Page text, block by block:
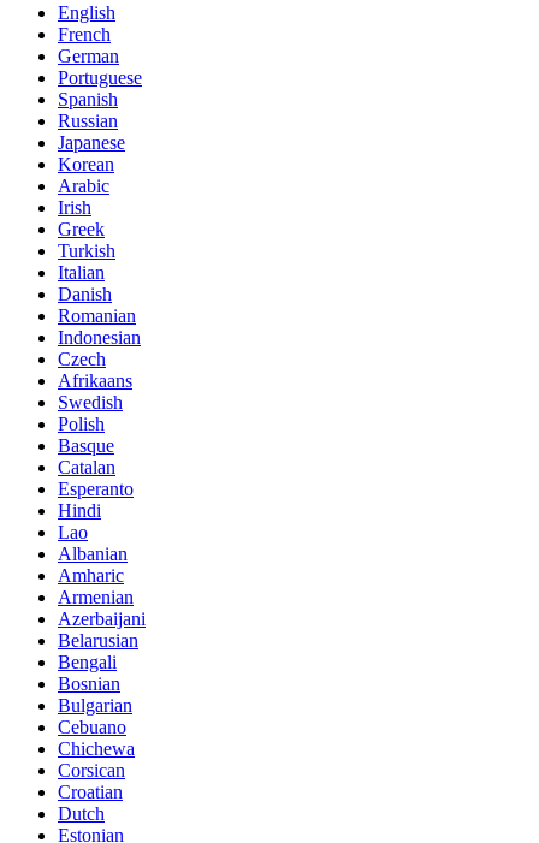
English
French
German
Portuguese
Spanish
Russian
Japanese
Korean
Arabic
Irish
Greek
Turkish
Italian
Danish
Romanian
Indonesian
Czech
Afrikaans
Swedish
Polish
Basque
Catalan
Esperanto
Hindi
Lao
Albanian
Amharic
Armenian
Azerbaijani
Belarusian
Bengali
Bosnian
Bulgarian
Cebuano
Chichewa
Corsican
Croatian
Dutch
Estonian